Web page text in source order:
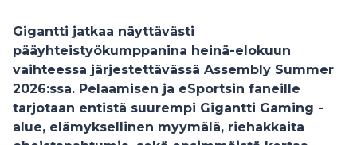
Gigantti jatkaa näyttävästi
pääyhteistyökumppanina heinä-elokuun
vaihteessa järjestettävässä Assembly Summer
2026:ssa. Pelaamisen ja eSportsin faneille
tarjotaan entistä suurempi Gigantti Gaming -
alue, elämyksellinen myymälä, riehakkaita